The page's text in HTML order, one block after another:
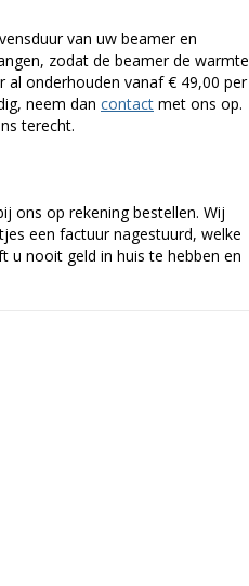
van uw beamer en
zodat de beamer de warmte
al onderhouden vanaf € 49,00 per
neem dan contact met ons op.
terecht.
ons op rekening bestellen. Wij
een factuur nagestuurd, welke
u nooit geld in huis te hebben en